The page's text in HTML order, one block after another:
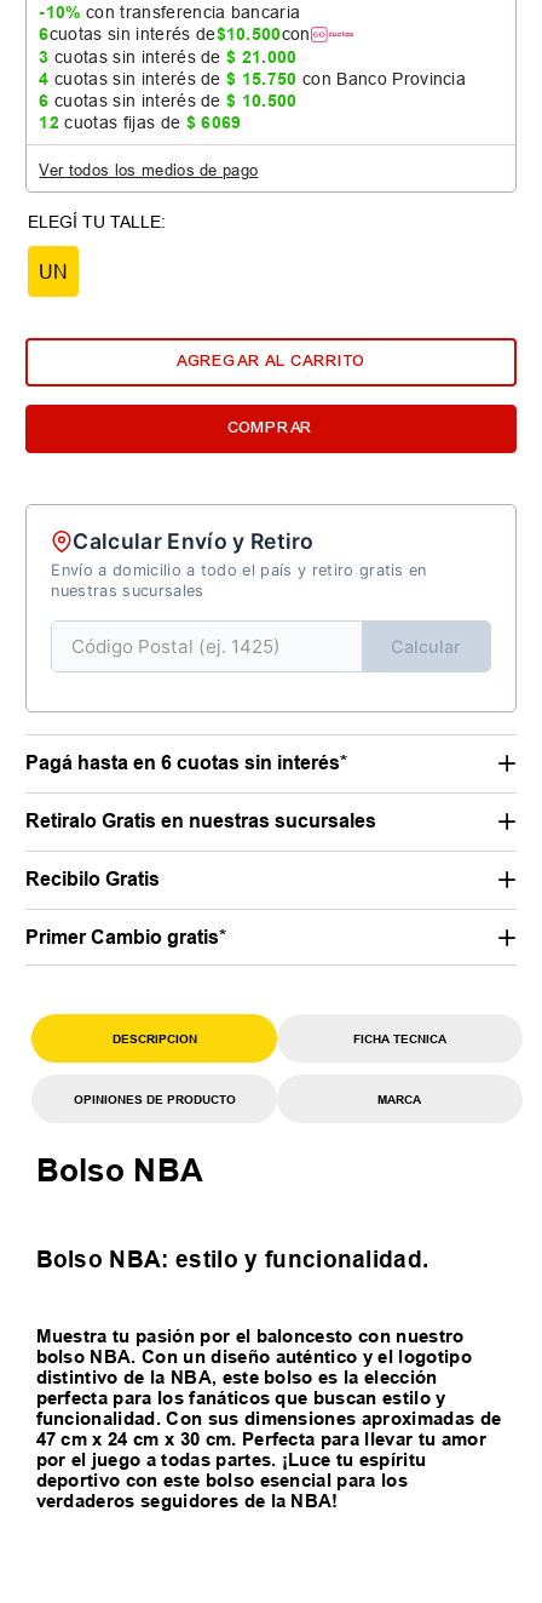
-10% con transferencia bancaria
6cuotas sin interés de$10.500con
3 cuotas sin interés de$ 21.000
4 cuotas sin interés de$ 15.750 con Banco Provincia
6 cuotas sin interés de$ 10.500
12 cuotas fijas de $ 6069
Ver todos los medios de pago
UN
AGREGAR AL CARRITO
COMPRAR
Calcular Envío y Retiro
Envío a domicilio a todo el país y retiro gratis en
nuestras sucursales
Calcular
Pagá hasta en 6 cuotas sin interés*
Retiralo Gratis en nuestras sucursales
Recibilo Gratis
Primer Cambio gratis*
DESCRIPCION FICHA TECNICA
OPINIONES DE PRODUCTO MARCA
Bolso NBA
Bolso NBA: estilo y funcionalidad.
Muestra tu pasión por el baloncesto con nuestro
bolso NBA. Con un diseño auténtico y el logotipo
distintivo de la NBA, este bolso es la elección
perfecta para los fanáticos que buscan estilo y
funcionalidad. Con sus dimensiones aproximadas de
47 cm x 24 cm x 30 cm. Perfecta para llevar tu amor
por el juego a todas partes. ¡Luce tu espíritu
deportivo con este bolso esencial para los
verdaderos seguidores de la NBA!